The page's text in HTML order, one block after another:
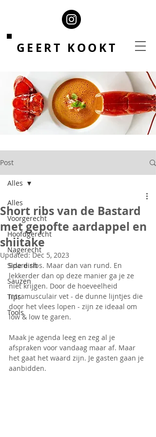
GEERT KOOKT
Post
Alles
Voorgerecht
Hoofdgerecht
Nagerecht
Side dish
Sauzen
Tips
Tools
Alles
Short ribs van de Bastard
met gepofte aardappel en
shiitake
Updated:Dec 5, 2023
Spare ribs. Maar dan van rund. En
lekkerder dan op deze manier ga je ze
niet krijgen. Door de hoeveelheid
intramusculair vet - de dunne lijntjes die
door het vlees lopen - zijn ze ideaal om
low & low te garen.
Maak je agenda leeg en zeg al je
afspraken voor vandaag maar af. Maar
het gaat het waard zijn. Je gasten gaan je
aanbidden.